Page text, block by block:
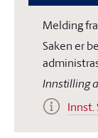
Melding
Saken er
Innstilling
Innst.